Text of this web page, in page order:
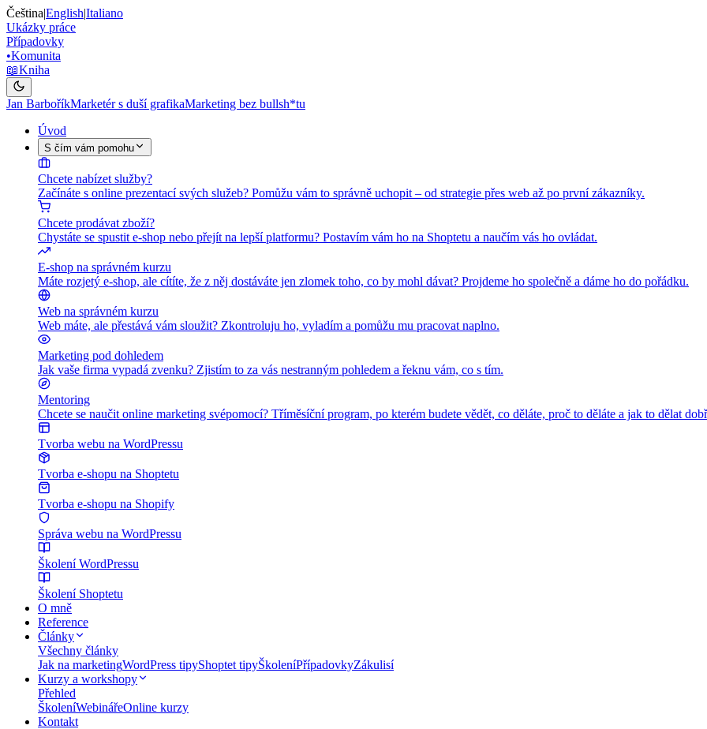
Čeština|English|Italiano
Ukázky práce
Případovky
•Komunita
📖Kniha
Jan BarboříkMarketér s duší grafikaMarketing bez bullsh*tu
Úvod
S čím vám pomohu
Chcete nabízet služby?
Začínáte s online prezentací svých služeb? Pomůžu vám to správně uchopit – od strategie přes web až po první zákazníky.
Chcete prodávat zboží?
Chystáte se spustit e-shop nebo přejít na lepší platformu? Postavím vám ho na Shoptetu a naučím vás ho ovládat.
E-shop na správném kurzu
Máte rozjetý e-shop, ale cítíte, že z něj dostáváte jen zlomek toho, co by mohl dávat? Projdeme ho společně a dáme ho do pořádku.
Web na správném kurzu
Web máte, ale přestává vám sloužit? Zkontroluju ho, vyladím a pomůžu mu pracovat naplno.
Marketing pod dohledem
Jak vaše firma vypadá zvenku? Zjistím to za vás nestranným pohledem a řeknu vám, co s tím.
Mentoring
Chcete se naučit online marketing svépomocí? Tříměsíční program, po kterém budete vědět, co děláte, proč to děláte a jak to dělat
Tvorba webu na WordPressu
Tvorba e-shopu na Shoptetu
Tvorba e-shopu na Shopify
Správa webu na WordPressu
Školení WordPressu
Školení Shoptetu
O mně
Reference
Články
Všechny články
Jak na marketingWordPress tipyShoptet tipyŠkoleníPřípadovkyZákulisí
Kurzy a workshopy
Přehled
ŠkoleníWebinářeOnline kurzy
Kontakt